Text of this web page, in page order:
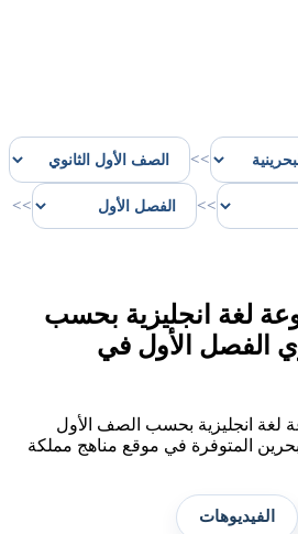
>>
>>
>>
لغة انجليزية بحسب
الفصل الأول في
انجليزية بحسب الصف الأول
المتوفرة في موقع مناهج مملكة
الفيديوهات